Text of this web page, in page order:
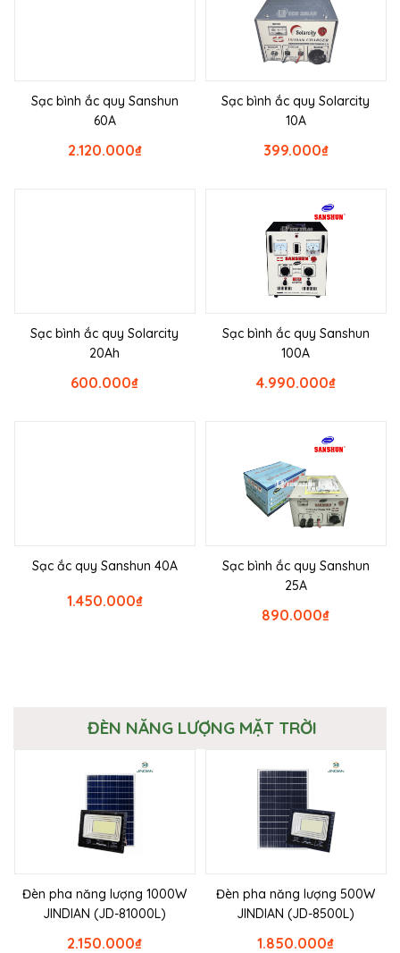
Sạc bình ắc quy Sanshun
60A
₫
2.120.000
Sạc bình ắc quy Solarcity
10A
₫
399.000
Sạc bình ắc quy Solarcity
20Ah
₫
600.000
Sạc bình ắc quy Sanshun
100A
₫
4.990.000
Sạc ắc quy Sanshun 40A
₫
1.450.000
Sạc bình ắc quy Sanshun
25A
₫
890.000
ĐÈN NĂNG LƯỢNG MẶT TRỜI
Đèn pha năng lượng 1000W
JINDIAN (JD-81000L)
₫
2.150.000
Đèn pha năng lượng 500W
JINDIAN (JD-8500L)
₫
1.850.000